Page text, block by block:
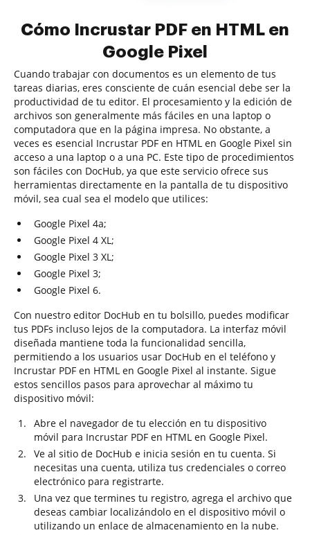
Cómo Incrustar PDF en HTML en
Google Pixel
Cuando trabajar con documentos es un elemento de tus
tareas diarias, eres consciente de cuán esencial debe ser la
productividad de tu editor. El procesamiento y la edición de
archivos son generalmente más fáciles en una laptop o
computadora que en la página impresa. No obstante, a
veces es esencial Incrustar PDF en HTML en Google Pixel sin
acceso a una laptop o a una PC. Este tipo de procedimientos
son fáciles con DocHub, ya que este servicio ofrece sus
herramientas directamente en la pantalla de tu dispositivo
móvil, sea cual sea el modelo que utilices:
Google Pixel 4a;
Google Pixel 4 XL;
Google Pixel 3 XL;
Google Pixel 3;
Google Pixel 6.
Con nuestro editor DocHub en tu bolsillo, puedes modificar
tus PDFs incluso lejos de la computadora. La interfaz móvil
diseñada mantiene toda la funcionalidad sencilla,
permitiendo a los usuarios usar DocHub en el teléfono y
Incrustar PDF en HTML en Google Pixel al instante. Sigue
estos sencillos pasos para aprovechar al máximo tu
dispositivo móvil:
Abre el navegador de tu elección en tu dispositivo
móvil para Incrustar PDF en HTML en Google Pixel.
Ve al sitio de DocHub e inicia sesión en tu cuenta. Si
necesitas una cuenta, utiliza tus credenciales o correo
electrónico para registrarte.
Una vez que termines tu registro, agrega el archivo que
deseas cambiar localizándolo en el dispositivo móvil o
utilizando un enlace de almacenamiento en la nube.